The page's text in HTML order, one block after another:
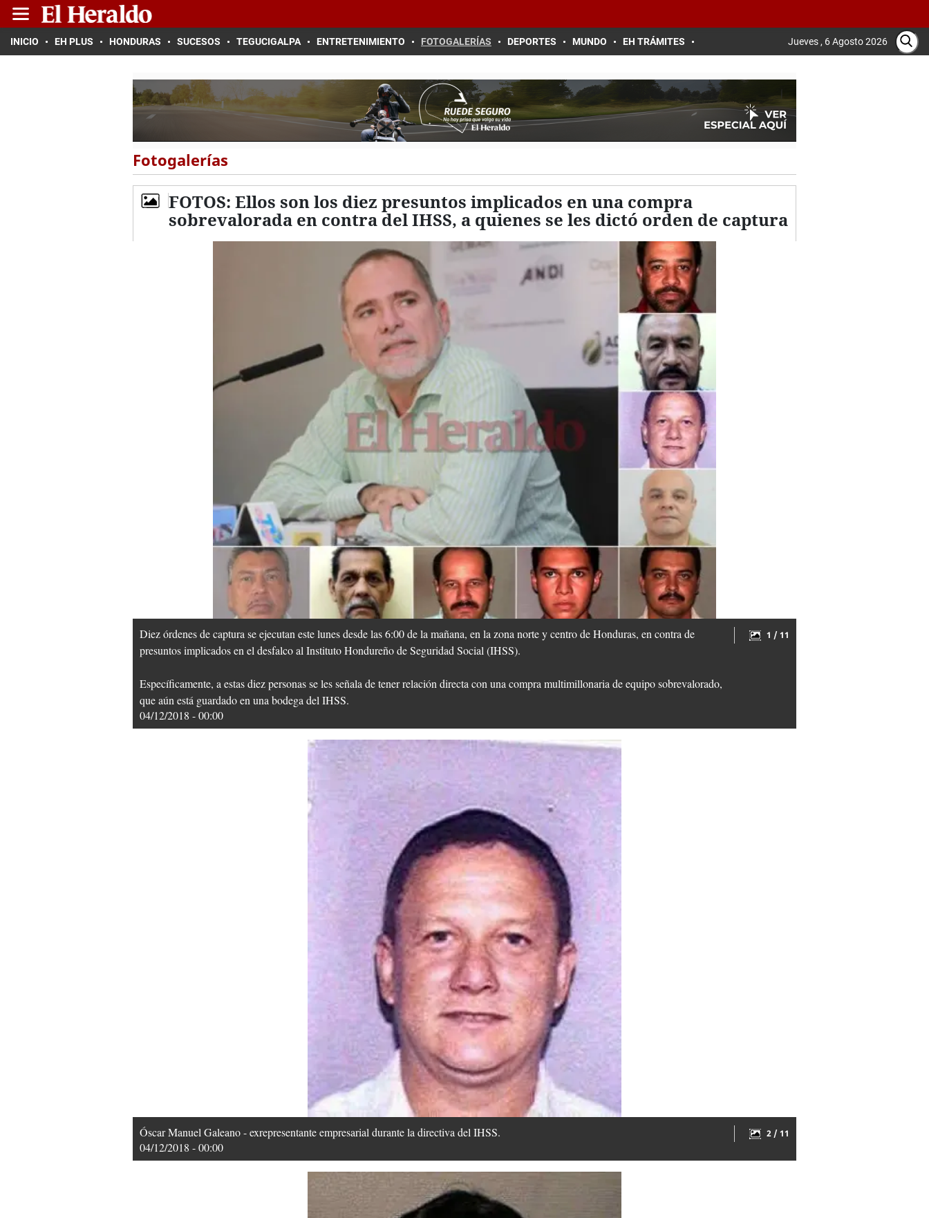
INICIO EH PLUS HONDURAS SUCESOS TEGUCIGALPA ENTRETENIMIENTO FOTOGALERÍAS DEPORTES MUNDO EH TRÁMITES Jueves , 6 Agosto 2026
Fotogalerías
FOTOS: Ellos son los diez presuntos implicados en una compra
sobrevalorada en contra del IHSS, a quienes se les dictó orden de captura
Diez órdenes de captura se ejecutan este lunes desde las 6:00 de la mañana, en la zona norte y centro de Honduras, en contra de
presuntos implicados en el desfalco al Instituto Hondureño de Seguridad Social (IHSS).
Específicamente, a estas diez personas se les señala de tener relación directa con una compra multimillonaria de equipo sobrevalorado,
que aún está guardado en una bodega del IHSS.
04/12/2018 - 00:00
1 / 11
Óscar Manuel Galeano - exrepresentante empresarial durante la directiva del IHSS.
04/12/2018 - 00:00
2 / 11